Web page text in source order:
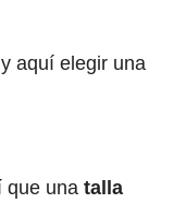
aquí elegir una
que una talla